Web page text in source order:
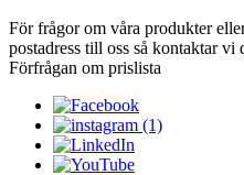
För frågor om våra produkter
postadress till oss så kontaktar vi
Förfrågan om prislista